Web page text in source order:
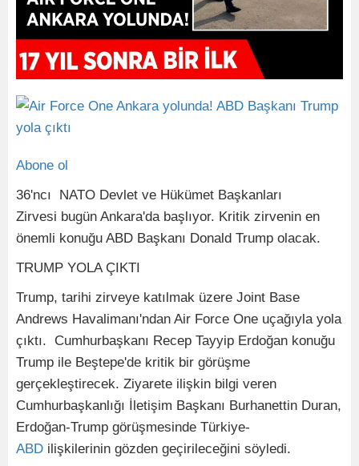
Abone ol
36'ncı ⁠ NATO Devlet ve Hükümet Başkanları
Zirvesi bugün Ankara'da başlıyor. Kritik zirvenin en
önemli konuğu ABD Başkanı Donald Trump olacak.
TRUMP YOLA ÇIKTI
Trump, tarihi zirveye katılmak üzere Joint Base
Andrews Havalimanı'ndan Air Force One uçağıyla yola
çıktı. Cumhurbaşkanı Recep Tayyip Erdoğan konuğu
Trump ile Beştepe'de kritik bir görüşme
gerçekleştirecek. Ziyarete ilişkin bilgi veren
Cumhurbaşkanlığı İletişim Başkanı Burhanettin Duran,
Erdoğan-Trump görüşmesinde Türkiye-
ABD ilişkilerinin gözden geçirileceğini söyledi.